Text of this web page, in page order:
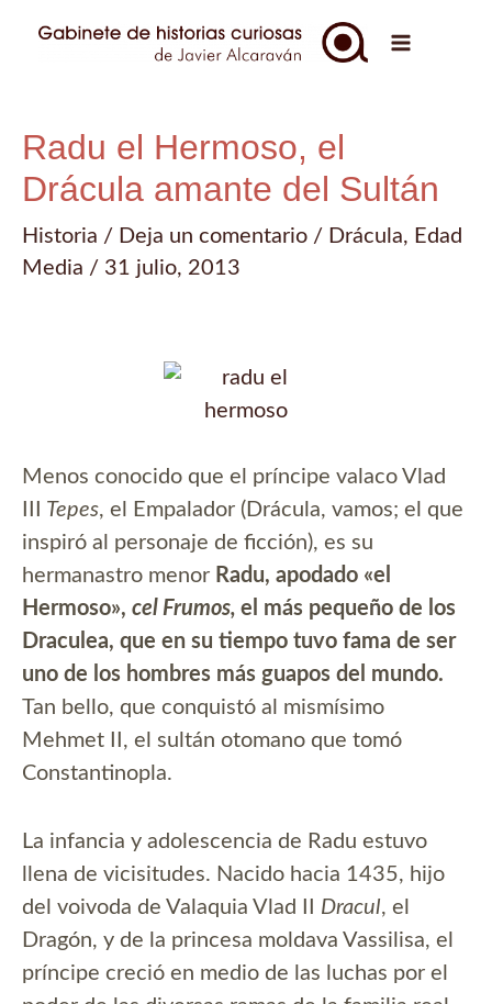
Radu el Hermoso, el
Drácula amante del Sultán
Historia / Deja un comentario / Drácula, Edad
Media / 31 julio, 2013
Menos conocido que el príncipe valaco Vlad
Tepes, el Empalador (Drácula, vamos; el que
inspiró al personaje de ficción), es su
hermanastro menor Radu, apodado «el
Hermoso», cel Frumos, el más pequeño de los
Draculea, que en su tiempo tuvo fama de ser
uno de los hombres más guapos del mundo.
Tan bello, que conquistó al mismísimo
Mehmet II, el sultán otomano que tomó
Constantinopla.
La infancia y adolescencia de Radu estuvo
llena de vicisitudes. Nacido hacia 1435, hijo
del voivoda de Valaquia Vlad II Dracul, el
Dragón, y de la princesa moldava Vassilisa, el
príncipe creció en medio de las luchas por el